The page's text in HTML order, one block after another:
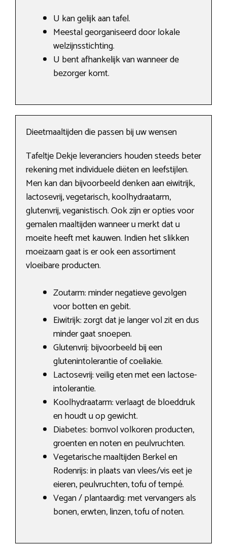
U kan gelijk aan tafel.
Meestal georganiseerd door lokale
welzijnsstichting.
U bent afhankelijk van wanneer de
bezorger komt.
Dieetmaaltijden die passen bij uw wensen
Tafeltje Dekje leveranciers houden steeds beter
rekening met individuele diëten en leefstijlen.
Men kan dan bijvoorbeeld denken aan eiwitrijk,
lactosevrij, vegetarisch, koolhydraatarm,
glutenvrij, veganistisch. Ook zijn er opties voor
gemalen maaltijden wanneer u merkt dat u
moeite heeft met kauwen. Indien het slikken
moeizaam gaat is er ook een assortiment
vloeibare producten.
Zoutarm: minder negatieve gevolgen
voor botten en gebit.
Eiwitrijk: zorgt dat je langer vol zit en dus
minder gaat snoepen.
Glutenvrij: bijvoorbeeld bij een
glutenintolerantie of coeliakie.
Lactosevrij: veilig eten met een lactose-
intolerantie.
Koolhydraatarm: verlaagt de bloeddruk
en houdt u op gewicht.
Diabetes: bomvol volkoren producten,
groenten en noten en peulvruchten.
Vegetarische maaltijden Berkel en
Rodenrijs: in plaats van vlees/vis eet je
eieren, peulvruchten, tofu of tempé.
Vegan / plantaardig: met vervangers als
bonen, erwten, linzen, tofu of noten.